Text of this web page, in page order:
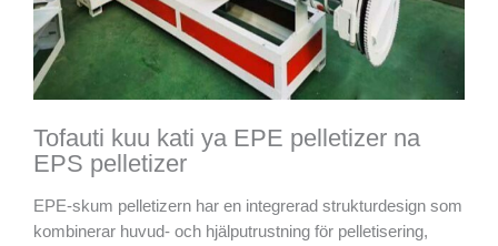
Tofauti kuu kati ya EPE pelletizer na
EPS pelletizer
EPE-skum pelletizern har en integrerad strukturdesign som
kombinerar huvud- och hjälputrustning för pelletisering,